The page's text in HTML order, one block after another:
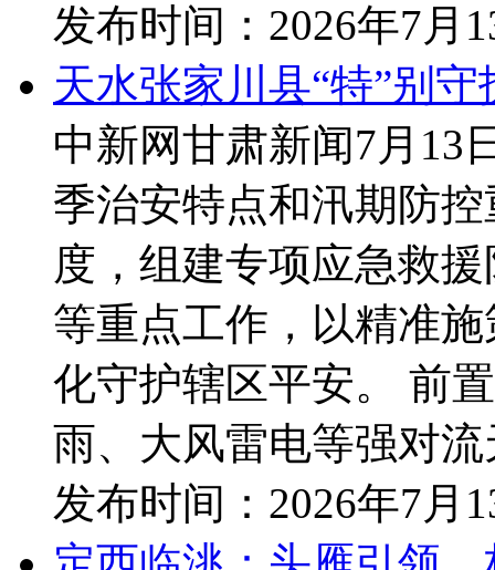
发布时间： 2026年7月
天水张家川县“特”别
中新网甘肃新闻7月13
季治安特点和汛期防
度，组建专项应急救
等重点工作，以精准
化守护辖区平安。 前
雨、大风雷电等强对
发布时间： 2026年7月